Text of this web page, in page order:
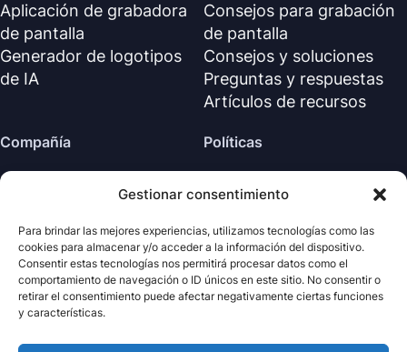
Gestionar consentimiento
Para brindar las mejores experiencias, utilizamos tecnologías como las
cookies para almacenar y/o acceder a la información del dispositivo.
Consentir estas tecnologías nos permitirá procesar datos como el
comportamiento de navegación o ID únicos en este sitio. No consentir o
retirar el consentimiento puede afectar negativamente ciertas funciones
y características.
Aplicación de grabadora
de pantalla
Generador de logotipos
de IA
Consejos para grabación
de pantalla
Consejos y soluciones
Preguntas y respuestas
Artículos de recursos
Compañía
Sobre nosotros
Centro de soporte
Políticas
Política de reembolso
Acuerdo de licencia (EN)
Términos y condiciones
Desinstalar
Política de cookies